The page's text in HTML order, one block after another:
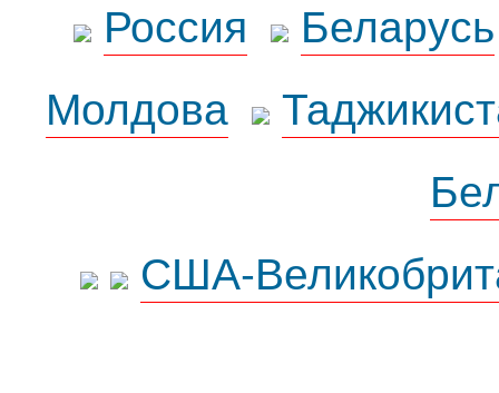
Россия
Беларусь
Молдова
США-